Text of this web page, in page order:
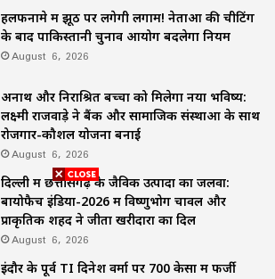
हलफनामे में झूठ पर लगेगी लगाम! नेताओं की चीटिंग
के बाद पाकिस्तानी चुनाव आयोग बदलेगा नियम
August 6, 2026
अनाथ और निराश्रित बच्चों को मिलेगा नया भविष्य:
लक्ष्मी राजवाड़े ने बैंक और सामाजिक संस्थाओं के साथ
रोजगार-कौशल योजना बनाई
August 6, 2026
दिल्ली में छत्तीसगढ़ के जैविक उत्पादों का जलवा:
बायोफैच इंडिया-2026 में विष्णुभोग चावल और
प्राकृतिक शहद ने जीता खरीदारों का दिल
August 6, 2026
इंदौर के पूर्व TI दिनेश वर्मा पर 700 केसों में फर्जी